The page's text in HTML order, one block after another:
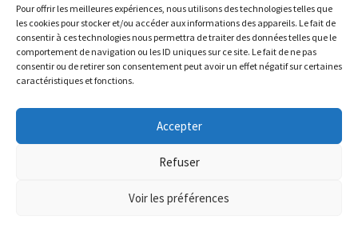
Pour offrir les meilleures expériences, nous utilisons des technologies telles que
les cookies pour stocker et/ou accéder aux informations des appareils. Le fait de
consentir à ces technologies nous permettra de traiter des données telles que le
comportement de navigation ou les ID uniques sur ce site. Le fait de ne pas
consentir ou de retirer son consentement peut avoir un effet négatif sur certaines
caractéristiques et fonctions.
Accepter
Refuser
Voir les préférences
Eric FORTIER EI
16 Rue de l'Espérance
14600 Honfleur
02 61 82 01 89